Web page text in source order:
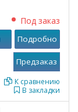
Под заказ
В закладки
К сравнению
Подробно